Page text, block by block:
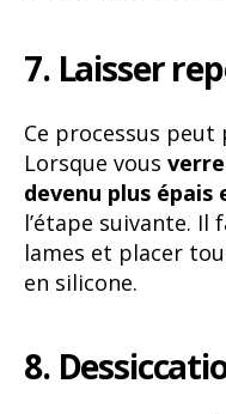
7. Laisser
Ce processus peut
Lorsque vous
devenu plus épais
l’étape suivante. Il
lames et placer
en silicone.
8.